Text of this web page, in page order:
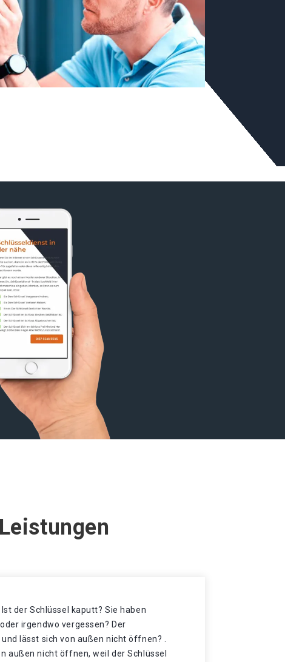
der Schlüssel kaputt? Sie haben
irgendwo vergessen? Der
lässt sich von außen nicht öffnen? .
außen nicht öffnen, weil der Schlüssel